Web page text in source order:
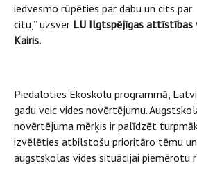
iedvesmo rūpēties par dabu un cits par
citu,” uzsver LU Ilgtspējīgas attīstības
Kairis.
Piedaloties Ekoskolu programmā,
gadu veic vides novērtējumu.
novērtējuma mērķis ir palīdzēt
izvēlēties atbilstošu prioritāro tēmu
augstskolas vides situācijai piemērotu